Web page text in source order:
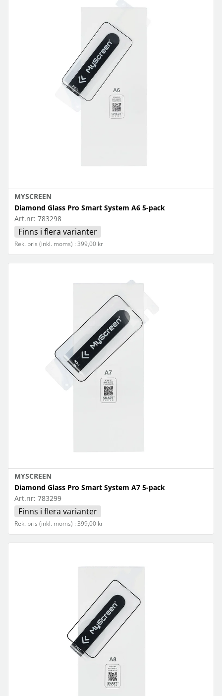
MYSCREEN
Diamond Glass Pro Smart System A6 5-pack
Art.nr: 783298
Finns i flera varianter
Rek. pris (inkl. moms) : 399,00 kr
MYSCREEN
Diamond Glass Pro Smart System A7 5-pack
Art.nr: 783299
Finns i flera varianter
Rek. pris (inkl. moms) : 399,00 kr